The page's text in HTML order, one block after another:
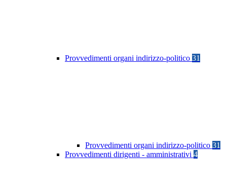
Provvedimenti organi indirizzo-politico 31
Provvedimenti organi indirizzo-politico 31
Provvedimenti dirigenti - amministrativi 4